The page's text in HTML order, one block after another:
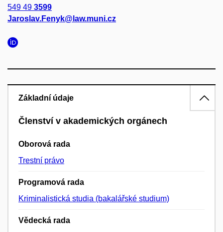
549 49 3599
Jaroslav.Fenyk@law.muni.cz
Základní údaje
Členství v akademických orgánech
Oborová rada
Trestní právo
Programová rada
Kriminalistická studia (bakalářské studium)
Vědecká rada